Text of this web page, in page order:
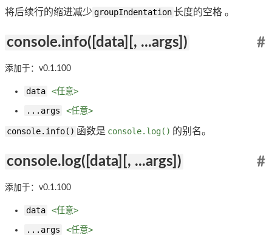
将后续行的缩进减少 groupIndentation 长度的空格 。
console.info([data][, ...args]) #
添加于：v0.1.100
data
<任意>
...args
<任意>
console.info() 函数是 console.log() 的别名。
console.log([data][, ...args]) #
添加于：v0.1.100
data
<任意>
...args
<任意>